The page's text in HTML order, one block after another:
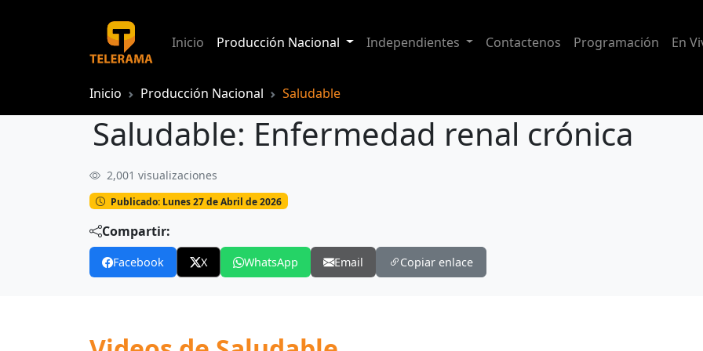
Inicio Producción Nacional Independientes Contactenos Programación En
Inicio Producción Nacional Saludable
Saludable: Enfermedad renal crónica
Saludable: Enfermedad renal crónica
2,001 visualizaciones
Publicado: Lunes 27 de Abril de 2026
Compartir:
Facebook X WhatsApp Email Copiar enlace